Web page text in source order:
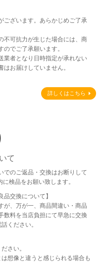
ございます。あらかじめご了承
不可抗力が生じた場合には、商
でご了承願います。
業者となり日時指定が承れない
お届けしていません。
詳しくはこちら
て
でのご返品・交換はお断りして
検品をお願い致します。
品交換について】
が、万が一、商品間違い・商品
数料を当店負担にて早急に交換
ください。
さい。
想像と違うと感じられる場合も